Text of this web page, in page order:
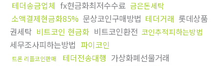
테더송금업체 fx현금화최저수수료 금은돈세탁
소액결제현금화85% 문상코인구매방법 테더거래 롯데상품
권세탁 비트코인 현금화 비트코인환전 코인추적피하는방법
세무조사피하는방법 파이코인
트론 리플코인판매 테더전송대행 가상화폐선물거래